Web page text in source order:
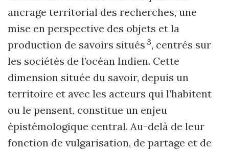
ancrage territorial des recherches, une
mise en perspective des objets et la
production de savoirs situés 3, centrés sur
les sociétés de l’océan Indien. Cette
dimension située du savoir, depuis un
territoire et avec les acteurs qui l’habitent
ou le pensent, constitue un enjeu
épistémologique central. Au-delà de leur
fonction de vulgarisation, de partage et de